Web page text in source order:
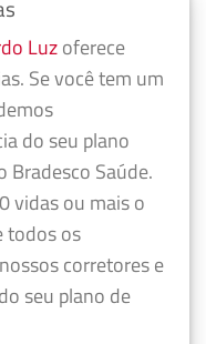
Luzoferece
Se você tem um
do seu plano
Bradesco Saúde.
vidas ou mais o
todos os
corretores e
seu plano de